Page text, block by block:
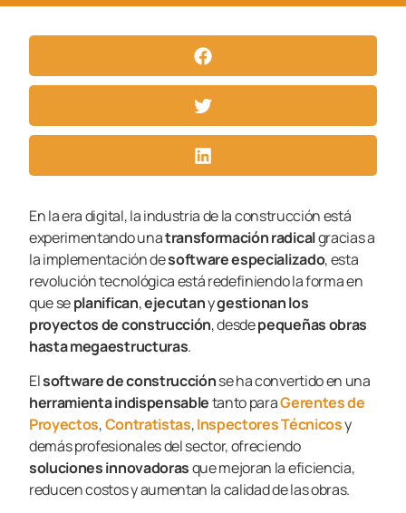
En la era digital, la industria de la construcción está
experimentando unatransformación radicalgracias a
la implementación desoftware especializado, esta
revolución tecnológica está redefiniendo la forma en
que seplanifican,ejecutanygestionan los
proyectos de construcción, desdepequeñas obras
hasta megaestructuras.
Elsoftware de construcciónse ha convertido en una
herramienta indispensabletanto paraGerentes de
Proyectos,Contratistas,Inspectores Técnicosy
demás profesionales del sector, ofreciendo
soluciones innovadorasque mejoran la eficiencia,
reducen costos y aumentan la calidad de las obras.